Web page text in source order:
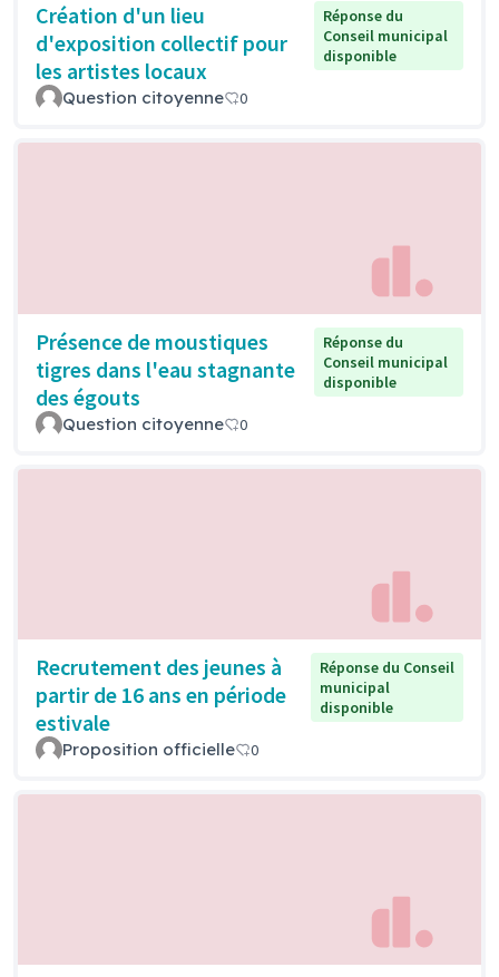
Création d'un lieu
d'exposition collectif pour
les artistes locaux
Réponse du
Conseil municipal
disponible
Question citoyenne 0
Présence de moustiques
tigres dans l'eau stagnante
des égouts
Réponse du
Conseil municipal
disponible
Question citoyenne 0
Recrutement des jeunes à
partir de 16 ans en période
estivale
Réponse du Conseil
municipal
disponible
Proposition officielle 0